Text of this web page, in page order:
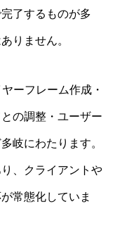
了するものが多
りません。
ーフレーム作成・
の調整・ユーザー
岐にわたります。
、クライアントや
常態化していま